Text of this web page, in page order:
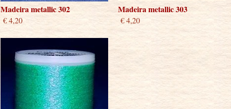
Madeira metallic 302
€ 4,20
Madeira metallic 303
€ 4,20